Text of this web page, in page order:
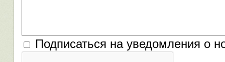
Подписаться на уведомления о